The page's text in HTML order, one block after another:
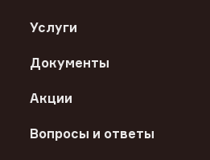
Услуги
Документы
Акции
Вопросы и ответы